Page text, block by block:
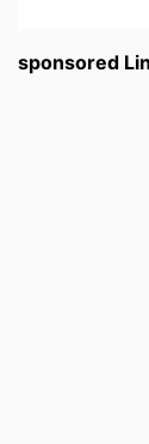
sponsored